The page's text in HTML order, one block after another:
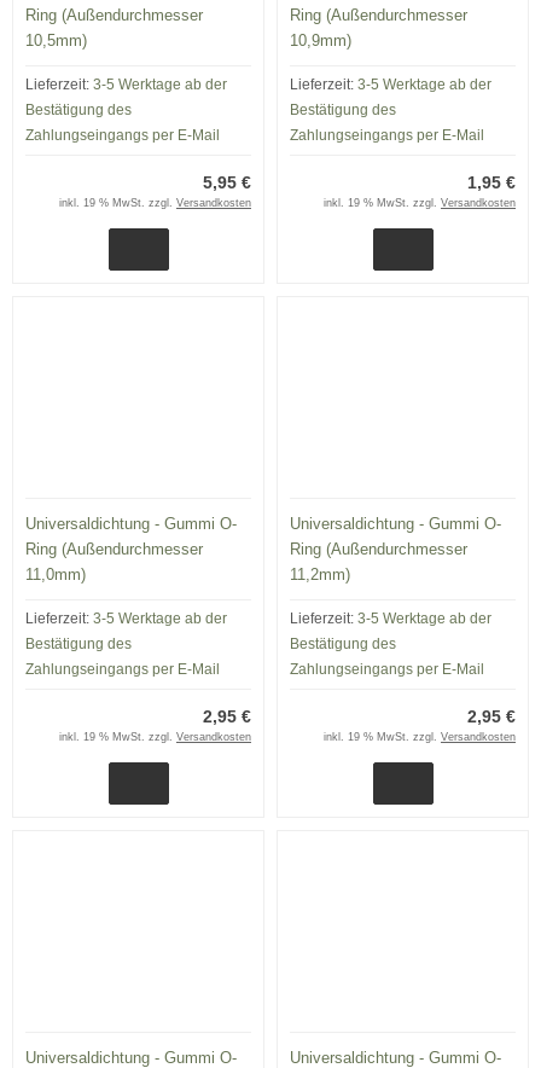
Ring (Außendurchmesser
10,5mm)
Lieferzeit: 3-5 Werktage ab der
Bestätigung des
Zahlungseingangs per E-Mail
5,95 €
inkl. 19 % MwSt. zzgl. Versandkosten
Ring (Außendurchmesser
10,9mm)
Lieferzeit: 3-5 Werktage ab der
Bestätigung des
Zahlungseingangs per E-Mail
1,95 €
inkl. 19 % MwSt. zzgl. Versandkosten
Universaldichtung - Gummi O-
Ring (Außendurchmesser
11,0mm)
Lieferzeit: 3-5 Werktage ab der
Bestätigung des
Zahlungseingangs per E-Mail
2,95 €
inkl. 19 % MwSt. zzgl. Versandkosten
Universaldichtung - Gummi O-
Ring (Außendurchmesser
11,2mm)
Lieferzeit: 3-5 Werktage ab der
Bestätigung des
Zahlungseingangs per E-Mail
2,95 €
inkl. 19 % MwSt. zzgl. Versandkosten
Universaldichtung - Gummi O-
Universaldichtung - Gummi O-